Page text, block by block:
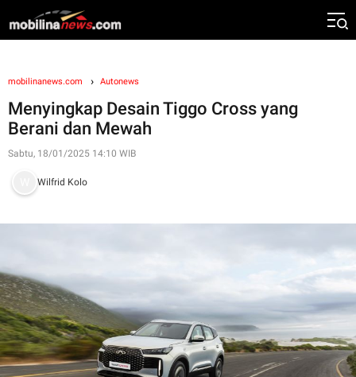
mobilinanews.com Autonews
Menyingkap Desain Tiggo Cross yang
Berani dan Mewah
Sabtu, 18/01/2025 14:10 WIB
Wilfrid Kolo